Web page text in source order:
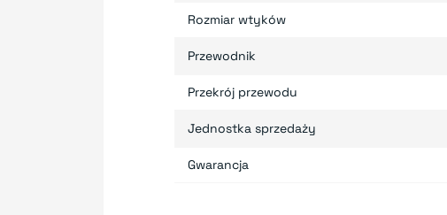
Rozmiar wtyków
Przewodnik
Przekrój przewodu
Jednostka sprzedaży
Gwarancja